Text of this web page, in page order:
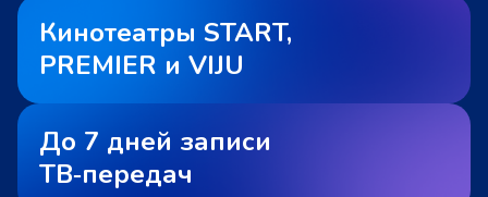
Кинотеатры START,
PREMIER и VIJU
До 7 дней записи
ТВ‑передач